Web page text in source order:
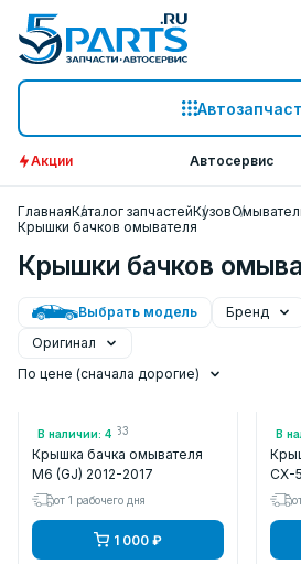
Акции Автосервис
ГлавнаяКаталог запчастейКузов
Крышки бачков омывателя
Крышки бачков
Выбрать модель Бренд
Оригинал
По цене (сначала дорогие)
В наличии: 4
Арт.: GHP967483
Крышка бачка омывателя
M6 (GJ) 2012-2017
от 1 рабочего дня
1 000 ₽
В
CX-